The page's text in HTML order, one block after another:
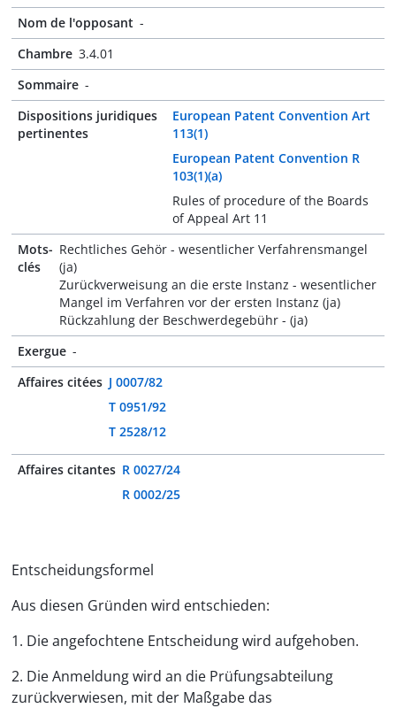
Nom de l'opposant -
Chambre 3.4.01
Sommaire -
Dispositions juridiques
pertinentes
European Patent Convention Art
113(1)
European Patent Convention R
103(1)(a)
Rules of procedure of the Boards
of Appeal Art 11
Mots-
clés
Rechtliches Gehör - wesentlicher Verfahrensmangel
(ja)
Zurückverweisung an die erste Instanz - wesentlicher
Mangel im Verfahren vor der ersten Instanz (ja)
Rückzahlung der Beschwerdegebühr - (ja)
Exergue -
Affaires citées J 0007/82
T 0951/92
T 2528/12
Affaires citantes R 0027/24
R 0002/25
Entscheidungsformel
Aus diesen Gründen wird entschieden:
1. Die angefochtene Entscheidung wird aufgehoben.
2. Die Anmeldung wird an die Prüfungsabteilung
zurückverwiesen, mit der Maßgabe das